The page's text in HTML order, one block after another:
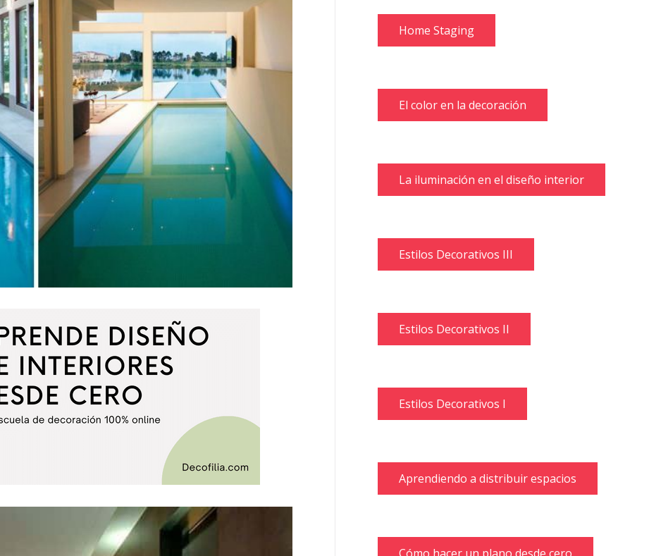
Home Staging
El color en la decoración
La iluminación en el diseño interior
Estilos Decorativos III
Estilos Decorativos II
Estilos Decorativos I
Aprendiendo a distribuir espacios